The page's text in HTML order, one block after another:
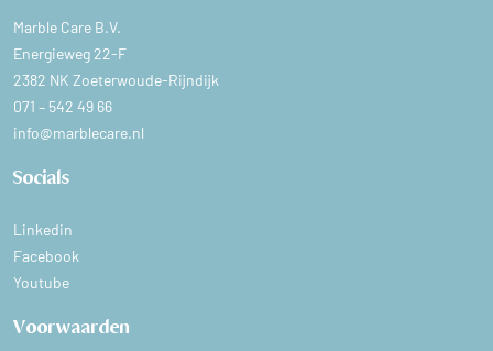
Marble Care B.V.
Energieweg 22-F
2382 NK Zoeterwoude-Rijndijk
071 – 542 49 66
info@marblecare.nl
Socials
Linkedin
Facebook
Youtube
Voorwaarden